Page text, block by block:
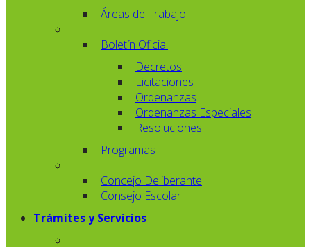
Áreas de Trabajo
Boletín Oficial
Decretos
Licitaciones
Ordenanzas
Ordenanzas Especiales
Resoluciones
Programas
Concejo Deliberante
Consejo Escolar
Trámites y Servicios